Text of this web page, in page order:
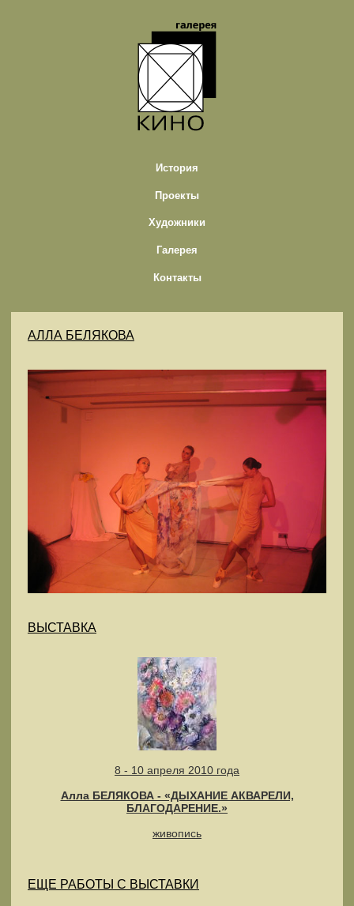
История
Проекты
Художники
Галерея
Контакты
АЛЛА БЕЛЯКОВА
ВЫСТАВКА
8 - 10 апреля 2010 года
Алла БЕЛЯКОВА - «ДЫХАНИЕ АКВАРЕЛИ,
БЛАГОДАРЕНИЕ.»
живопись
ЕЩЕ РАБОТЫ С ВЫСТАВКИ